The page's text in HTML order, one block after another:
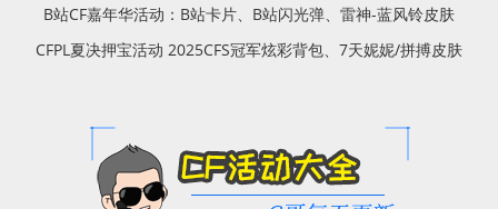
B站CF嘉年华活动：B站卡片、B站闪光弹、雷神-蓝风铃皮肤
CFPL夏决押宝活动 2025CFS冠军炫彩背包、7天妮妮/拼搏皮肤